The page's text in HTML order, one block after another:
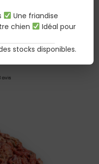
Une friandise
chien
Idéal pour
stocks disponibles.